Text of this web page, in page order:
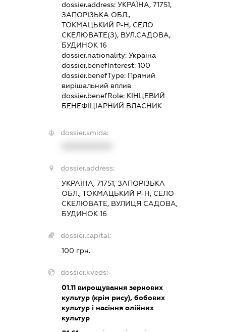
dossier.address: УКРАЇНА, 71751,
ЗАПОРІЗЬКА ОБЛ.,
ТОКМАЦЬКИЙ Р-Н, СЕЛО
СКЕЛЮВАТЕ(З), ВУЛ.САДОВА,
БУДИНОК 16
dossier.nationality: Україна
dossier.benefInterest: 100
dossier.benefType: Прямий
вирішальний вплив
dossier.benefRole: КІНЦЕВИЙ
БЕНЕФІЦІАРНИЙ ВЛАСНИК
dossier.smida:
dossier.address:
УКРАЇНА, 71751, ЗАПОРІЗЬКА
ОБЛ., ТОКМАЦЬКИЙ Р-Н, СЕЛО
СКЕЛЮВАТЕ, ВУЛИЦЯ САДОВА,
БУДИНОК 16
dossier.capital:
100 грн.
dossier.kveds:
01.11вирощування зернових
культур (крім рису), бобових
культур і насіння олійних
культур